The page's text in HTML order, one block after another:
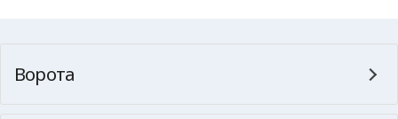
Ворота